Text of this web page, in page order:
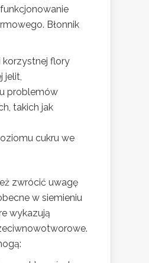
Błonnik
flory
jelit,
problemów
takich jak
cukru we
zwrócić uwagę
w siemieniu
wykazują